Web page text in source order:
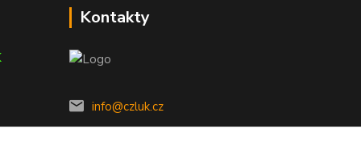
Kontakty
info@czluk.cz